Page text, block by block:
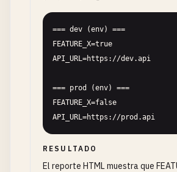
=== dev (env) ===
FEATURE_X=true
API_URL=https://dev.api
=== prod (env) ===
FEATURE_X=false
API_URL=https://prod.api
RESULTADO
El reporte HTML muestra que